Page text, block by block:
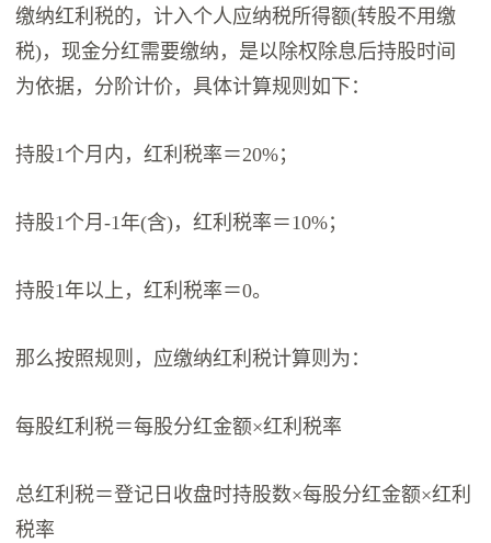
缴纳红利税的，计入个人应纳税所得额(转股不用缴
税)，现金分红需要缴纳，是以除权除息后持股时间
为依据，分阶计价，具体计算规则如下：
持股1个月内，红利税率＝20%；
持股1个月-1年(含)，红利税率＝10%；
持股1年以上，红利税率＝0。
那么按照规则，应缴纳红利税计算则为：
每股红利税＝每股分红金额×红利税率
总红利税＝登记日收盘时持股数×每股分红金额×红利
税率